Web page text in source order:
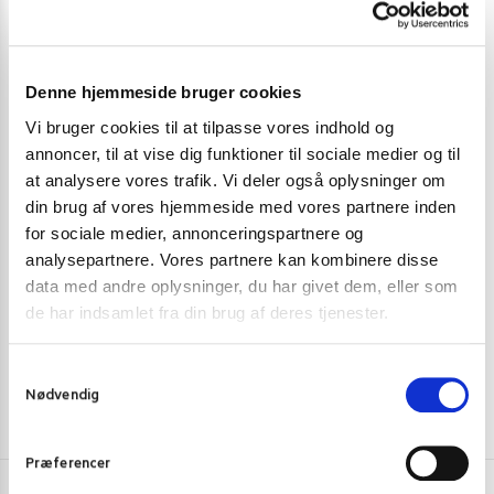
Denne hjemmeside bruger cookies
Vi bruger cookies til at tilpasse vores indhold og
annoncer, til at vise dig funktioner til sociale medier og til
at analysere vores trafik. Vi deler også oplysninger om
din brug af vores hjemmeside med vores partnere inden
for sociale medier, annonceringspartnere og
analysepartnere. Vores partnere kan kombinere disse
data med andre oplysninger, du har givet dem, eller som
de har indsamlet fra din brug af deres tjenester.
Nødvendig
Præferencer
Durian frugt frisk fra Thailand 2 kg.
399,00kr.
Skriv mig op
sativus)
25,00